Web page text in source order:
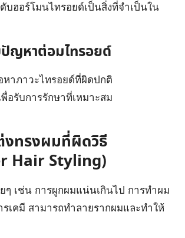
บฮอร์โมนไทรอยด์เป็นสิ่งที่จำเป็นใน
ญหาต่อมไทรอยด์
หาภาวะไทรอยด์ที่ผิดปกติ
อรับการรักษาที่เหมาะสม
งทรงผมที่ผิดวิธี
Hair Styling)
ๆ เช่น การผูกผมแน่นเกินไป การทำผม
เคมี สามารถทำลายรากผมและทำให้